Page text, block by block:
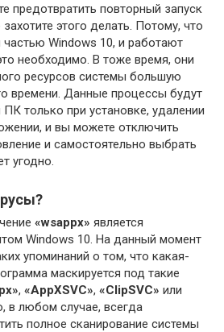
предотвратить повторный запуск
этого делать. Потому, что
Windows 10, и работают
необходимо. В тоже время, они
ресурсов системы большую
времени. Данные процессы будут
только при установке, удалении
и вы можете отключить
и самостоятельно выбрать
угодно.
«wsappx» является
Windows 10. На данный момент
упоминаний о том, что какая-
маскируется под такие
, «AppXSVC», «ClipSVC» или
в любом случае, всегда
полное сканирование системы